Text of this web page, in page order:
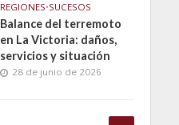
REGIONES•SUCESOS
Balance del terremoto
en La Victoria: daños,
servicios y situación
28 de junio de 2026